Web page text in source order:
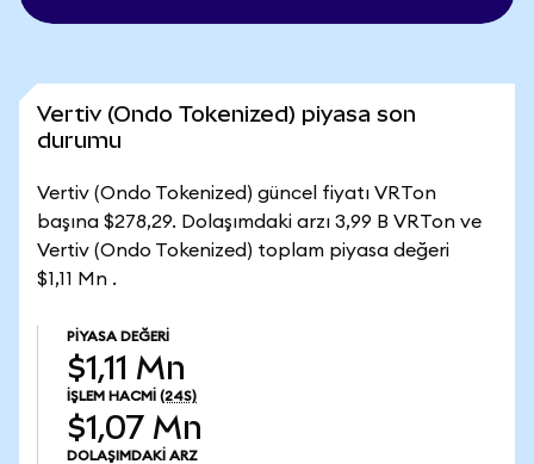
Vertiv (Ondo Tokenized) piyasa son
durumu
Vertiv (Ondo Tokenized) güncel fiyatı VRTon
başına $278,29. Dolaşımdaki arzı 3,99 B VRTon ve
Vertiv (Ondo Tokenized) toplam piyasa değeri
$1,11 Mn .
PIYASA DEĞERI
$1,11 Mn
İŞLEM HACMI (24S)
$1,07 Mn
DOLAŞIMDAKI ARZ